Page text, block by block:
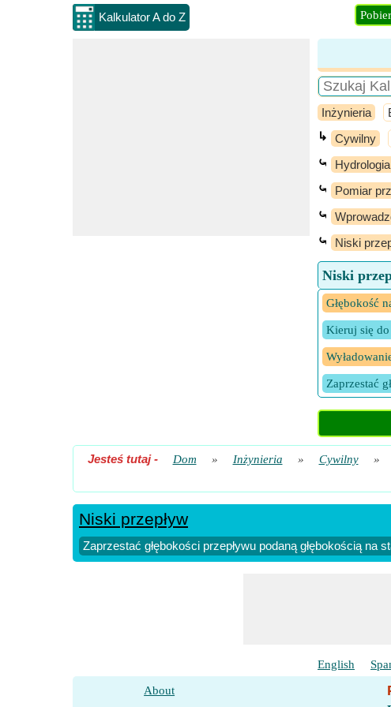
Kalkulator A do Z
Inżynieria
↳ Cywilny
⤿
⤿ Pomiar
⤿
⤿ Niski
Niski
Głębokość
Kieruj się
Zaprzestać
Jesteś tutaj- Dom » Inżynieria » Cywilny »
Niski przepływ
Zaprzestać głębokości przepływu podaną głębokością na
English
About